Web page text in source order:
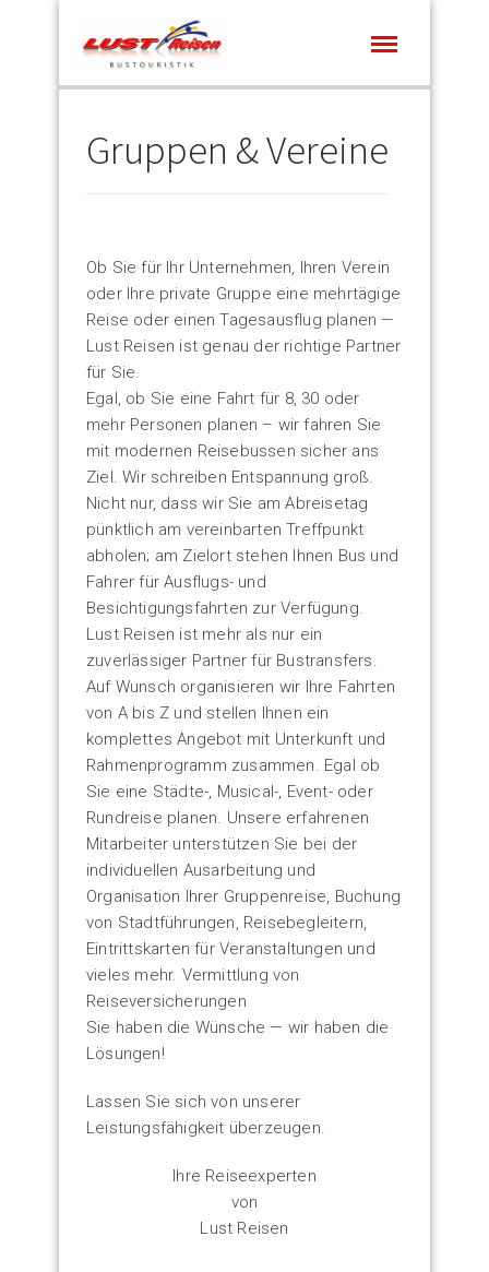
Gruppen & Vereine
Ob Sie für Ihr Unternehmen, Ihren Verein
oder Ihre private Gruppe eine mehrtägige
Reise oder einen Tagesausflug planen —
Lust Reisen ist genau der richtige Partner
für Sie.
Egal, ob Sie eine Fahrt für 8, 30 oder
mehr Personen planen – wir fahren Sie
mit modernen Reisebussen sicher ans
Ziel. Wir schreiben Entspannung groß.
Nicht nur, dass wir Sie am Abreisetag
pünktlich am vereinbarten Treffpunkt
abholen; am Zielort stehen Ihnen Bus und
Fahrer für Ausflugs- und
Besichtigungsfahrten zur Verfügung.
Lust Reisen ist mehr als nur ein
zuverlässiger Partner für Bustransfers.
Auf Wunsch organisieren wir Ihre Fahrten
von A bis Z und stellen Ihnen ein
komplettes Angebot mit Unterkunft und
Rahmenprogramm zusammen. Egal ob
Sie eine Städte-, Musical-, Event- oder
Rundreise planen. Unsere erfahrenen
Mitarbeiter unterstützen Sie bei der
individuellen Ausarbeitung und
Organisation Ihrer Gruppenreise, Buchung
von Stadtführungen, Reisebegleitern,
Eintrittskarten für Veranstaltungen und
vieles mehr. Vermittlung von
Reiseversicherungen
Sie haben die Wünsche — wir haben die
Lösungen!
Lassen Sie sich von unserer
Leistungsfähigkeit überzeugen.
Ihre Reiseexperten
von
Lust Reisen